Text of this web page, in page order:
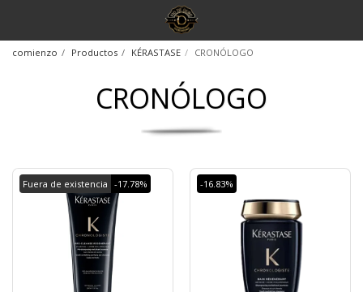
comienzo Productos KÉRASTASE CRONÓLOGO
CRONÓLOGO
Fuera de existencia -17.78% -16.83%